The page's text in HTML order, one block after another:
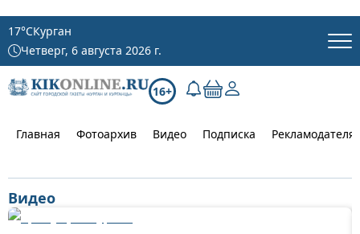
17°CКурган
Четверг, 6 августа 2026 г.
16+
Главная Фотоархив Видео Подписка
Видео